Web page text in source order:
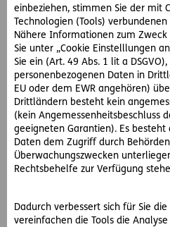
einbeziehen, stimmen Sie der mit
Technologien (Tools)
Nähere Informationen zum
Sie unter „Cookie Einstelllungen
Sie ein (Art. 49 Abs. 1 lit a
personenbezogenen Daten in
EU oder dem EWR angehören)
Drittländern besteht kein
(kein Angemessenheitsbeschluss
geeigneten Garantien). Es besteht
Daten dem Zugriff durch
Überwachungszwecken
Rechtsbehelfe zur Verfügung
Dadurch verbessert sich für Sie
vereinfachen die Tools die
jährigen Erfolgsgeschichte
der führenden
österreichischen Markt. Als
Austria International AG ist sie
somit der Munich Re, einem
Rückversicherer und
strategischer Kooperationen
UniCredit/Bank Austria und
eigenen Außendienst,
und den Direktvertrieb, bietet
kundenbedarfsorientierte
umfassende Serviceleistungen
Unternehmen und reicht von
Schaden-/Unfall-, über